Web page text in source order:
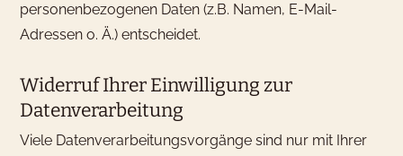
personenbezogenen Daten (z.B. Namen, E-Mail-
Adressen o. Ä.) entscheidet.
Widerruf Ihrer Einwilligung zur
Datenverarbeitung
Viele Datenverarbeitungsvorgänge sind nur mit Ihrer